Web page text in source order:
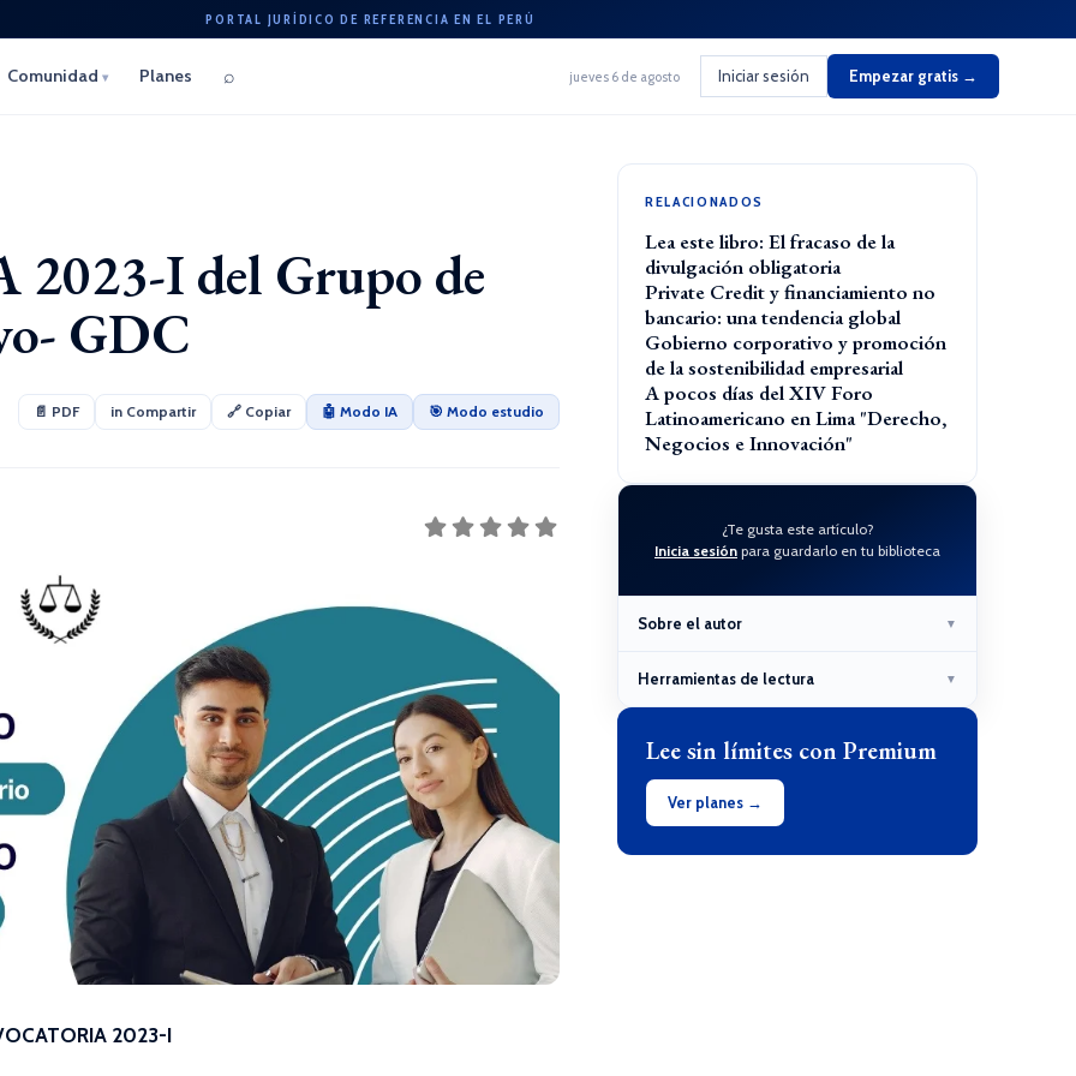
PORTAL JURÍDICO DE REFERENCIA EN EL PERÚ
Comunidad ▾ Planes ⌕ jueves 6 de agosto Iniciar sesión Empezar gratis →
I del Grupo de
GDC
📄 PDF in Compartir 🔗 Copiar 🤖 Modo IA 🎯 Modo estudio
2023-I
RELACIONADOS
Lea este libro: El fracaso de la
divulgación obligatoria
Private Credit y financiamiento no
bancario: una tendencia global
Gobierno corporativo y promoción
de la sostenibilidad empresarial
A pocos días del XIV Foro
Latinoamericano en Lima "Derecho,
Negocios e Innovación"
¿Te gusta este artículo?
Inicia sesión para guardarlo en tu biblioteca
Sobre el autor ▼
Herramientas de lectura ▼
Lee sin límites con Premium
Ver planes →